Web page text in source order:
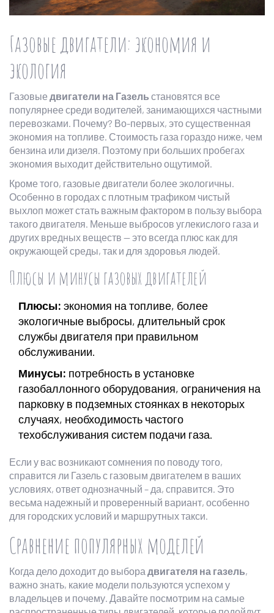
Газовые двигатели: экономия и
экология
Газовые двигатели на Газель становятся все
популярнее среди водителей, занимающихся частными
перевозками. Почему? Во-первых, это существенная
экономия на топливе. Стоимость газа гораздо ниже, чем
бензина или дизеля. Поэтому при больших пробегах
экономия выходит действительно ощутимой.
Кроме того, газовые двигатели более экологичны.
Особенно в городах с плотным трафиком чистый
выхлоп может стать важным фактором в пользу выбора
такого двигателя. Меньше выбросов углекислого газа и
других вредных веществ — это всегда плюс как для
окружающей среды, так и для здоровья людей.
Плюсы и минусы газовых двигателей
Плюсы: экономия на топливе, более
экологичные выбросы, длительный срок
службы двигателя при правильном
обслуживании.
Минусы: потребность в установке
газобаллонного оборудования, ограничения на
парковку в подземных стоянках в некоторых
случаях, необходимость частого
техобслуживания систем подачи газа.
Если у вас возникают сомнения по поводу того,
справится ли Газель с газовым двигателем в ваших
условиях, ответ однозначный – да, справится. Это
весьма надежный и проверенный вариант, особенно
для городских условий и маршрутных такси.
Сравнение популярных моделей
Когда дело доходит до выбора двигателя на газель,
важно знать, какие модели пользуются успехом у
владельцев и почему. Давайте посмотрим на самые